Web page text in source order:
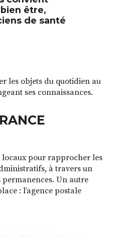
être,
de santé
les objets du quotidien au
ses connaissances.
locaux pour rapprocher les
à travers un
Un autre
: l’agence postale